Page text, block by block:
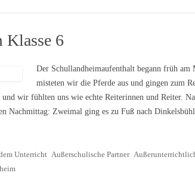
Klasse 6
Der Schullandheimaufenthalt begann früh am
misteten wir die Pferde aus und gingen zum
wir fühlten uns wie echte Reiterinnen und Reiter.
Nachmittag: Zweimal ging es zu Fuß nach
Unterricht Außerschulische Partner